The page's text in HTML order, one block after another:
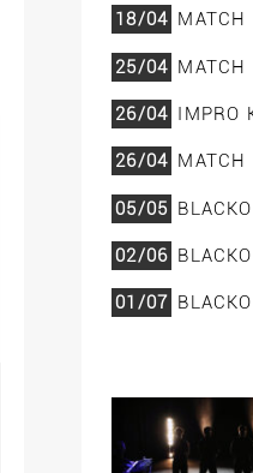
18/04 MATCH
25/04 MATCH
26/04 IMPRO
26/04 MATCH
05/05
02/06
01/07